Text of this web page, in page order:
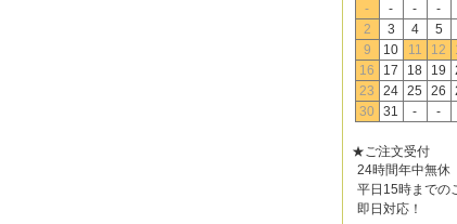
-
- - -
2
3 4 5
9
10 11 12
16
17 18 19
23
24 25 26
30
31 - -
★ご注文受付
24時間年中無休
平日15時までの
即日対応！